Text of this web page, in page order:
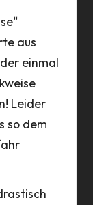
aus
einmal
Leider
so dem